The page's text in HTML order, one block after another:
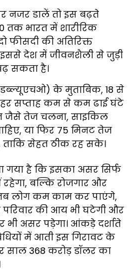
नजर डालें तो इस बढ़ते
तक भारत में शारीरिक
फीसदी की अतिरिक्त
इससे देश में जीवनशैली से जुड़ी
सकता है।
के मुताबिक, 18 से
सप्ताह कम से कम ढाई घंटे
तेज चलना, साइकिल
या फिर 75 मिनट तेज
सेहत ठीक रह सके।
गया है कि इसका असर सिर्फ
बल्कि रोजगार और
लोग कम काम कर पाएंगे,
परिवार की आय भी घटेगी और
भी असर पड़ेगा। आंकड़े दर्शाते
में आती इस गिरावट के
साल 368 करोड़ डॉलर का